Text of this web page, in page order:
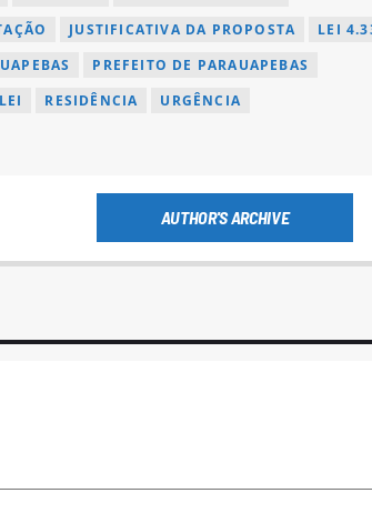
JUSTIFICATIVA DA PROPOSTA
LEI
PREFEITO DE PARAUAPEBAS
RESIDÊNCIA URGÊNCIA
AUTHOR'S ARCHIVE